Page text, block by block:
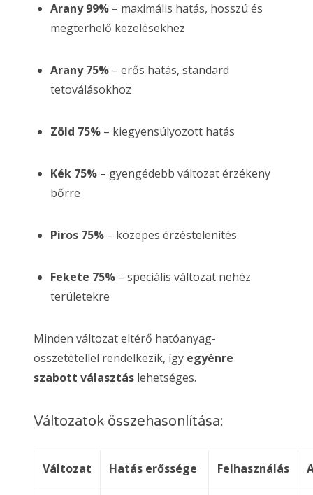
Arany 99% – maximális hatás, hosszú és
megterhelő kezelésekhez
Arany 75% – erős hatás, standard
tetoválásokhoz
Zöld 75% – kiegyensúlyozott hatás
Kék 75% – gyengédebb változat érzékeny
bőrre
Piros 75% – közepes érzéstelenítés
Fekete 75% – speciális változat nehéz
területekre
Minden változat eltérő hatóanyag-
összetétellel rendelkezik, így egyénre
szabott választás lehetséges.
Változatok összehasonlítása:
Változat Hatás erőssége Felhasználás